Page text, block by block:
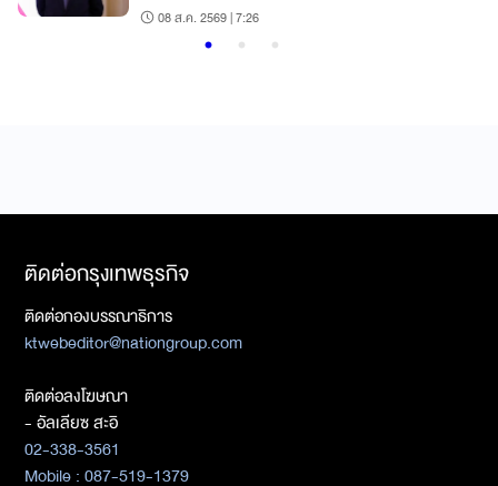
คราบเลือดเมียนมา
08 ส.ค. 2569 | 7:26
ติดต่อกรุงเทพธุรกิจ
ติดต่อกองบรรณาธิการ
ktwebeditor@nationgroup.com
ติดต่อลงโฆษณา
- อัลเลียซ สะอิ
02-338-3561
Mobile : 087-519-1379